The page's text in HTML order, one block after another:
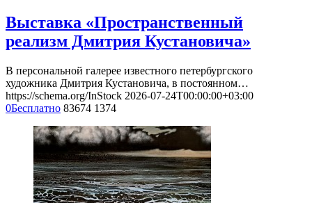
Выставка «Пространственный
реализм Дмитрия Кустановича»
В персональной галерее известного петербургского
художника Дмитрия Кустановича, в постоянном…
https://schema.org/InStock 2026-07-24T00:00:00+03:00
0Бесплатно 83674 1374